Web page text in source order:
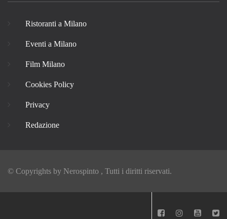
Ristoranti a Milano
Eventi a Milano
Film Milano
Cookies Policy
Privacy
Redazione
© Copyrights by Nerospinto , Tutti i diritti riservati.